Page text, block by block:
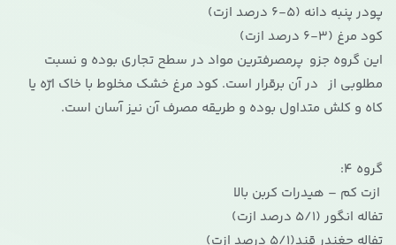
پودر پنبه دانه (5-6 درصد ازت)
کود مرغ (3-6 درصد ازت)
این گروه جزو پرمصرفترین مواد در سطح تجاری بوده و نسبت
مطلوبی از در آن برقرار است. کود مرغ خشک مخلوط با خاک ارّه یا
کاه و کلش متداول بوده و طریقه‌ مصرف آن نیز آسان است.
گروه 4:
ازت کم – هیدرات کربن بالا
تفاله انگور (5/1 درصد ازت)
تفاله چغندر قند(5/1 درصد ازت)